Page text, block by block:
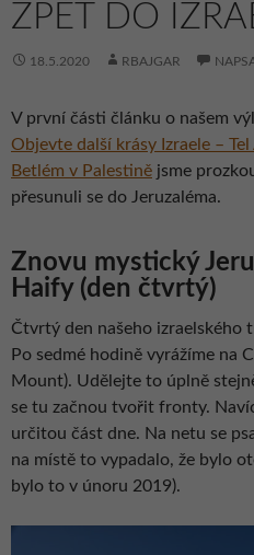
ZPĚT DO
18.5.2020 RBAJGAR
V první části článku o našem
Objevte další krásy Izraele –
Betlém v Palestině jsme
přesunuli se do Jeruzaléma.
Znovu mystický
Haify (den čtvrtý)
Čtvrtý den našeho izraelského
Po sedmé hodině vyrážíme na
Mount). Udělejte to úplně
se tu začnou tvořit fronty.
určitou část dne. Na netu se
na místě to vypadalo, že bylo
bylo to v únoru 2019).